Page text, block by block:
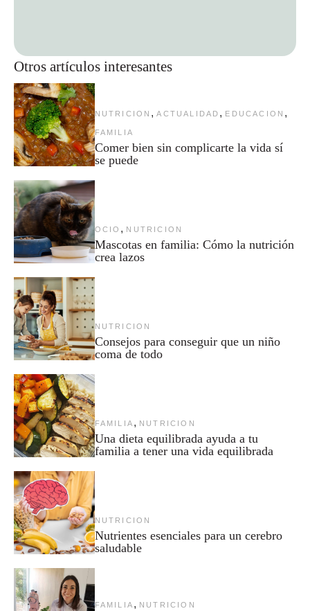
Otros artículos interesantes
NUTRICION , ACTUALIDAD , EDUCACION ,
FAMILIA
Comer bien sin complicarte la vida sí
se puede
OCIO , NUTRICION
Mascotas en familia: Cómo la nutrición
crea lazos
NUTRICION
Consejos para conseguir que un niño
coma de todo
FAMILIA , NUTRICION
Una dieta equilibrada ayuda a tu
familia a tener una vida equilibrada
NUTRICION
Nutrientes esenciales para un cerebro
saludable
FAMILIA , NUTRICION